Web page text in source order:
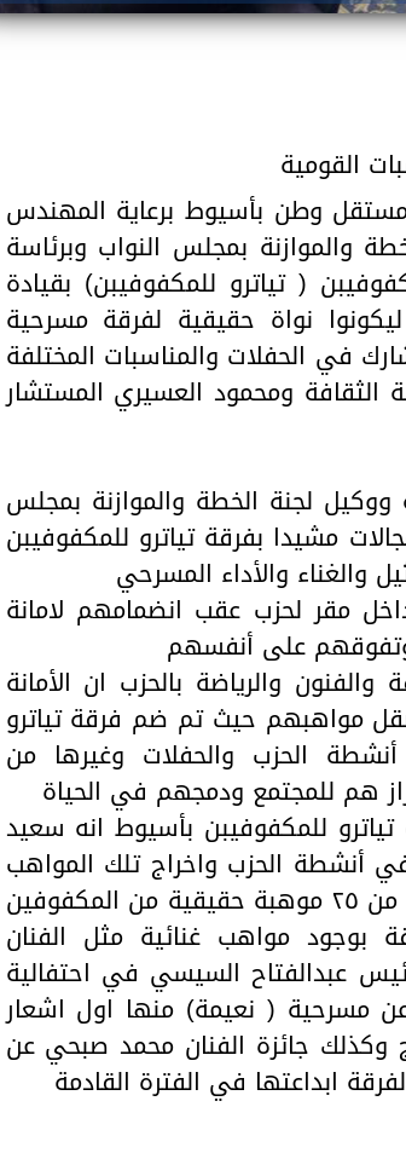
القومية
مستقل وطن بأسيوط برعاية المهندس
والموازنة بمجلس النواب وبرئاسة
( تياترو للمكفوفيبن) بقيادة
نواة حقيقية لفرقة مسرحية
في الحفلات والمناسبات المختلفة
الثقافة ومحمود العسيري المستشار
لجنة الخطة والموازنة بمجلس
مشيدا بفرقة تياترو للمكفوفيبن
والغناء والأداء المسرحي
مقر لحزب عقب انضمامهم لامانة
وتفوقهم على أنفسهم
والرياضة بالحزب ان الأمانة
مواهبهم حيث تم ضم فرقة تياترو
الحزب والحفلات وغيرها من
هم للمجتمع ودمجهم في الحياة
للمكفوفيبن بأسيوط انه سعيد
أنشطة الحزب واخراج تلك المواهب
للنور من خلال الحزب مشيرا إلى أن الفرقة تتكون من ٢٥ موهبة حقيقية من المكفوفين
مواهب غنائية مثل الفنان
عبدالفتاح السيسي في احتفالية
مسرحية ( نعيمة) منها اول اشعار
وكذلك جائزة الفنان محمد صبحي عن
ابداعتها في الفترة القادمة